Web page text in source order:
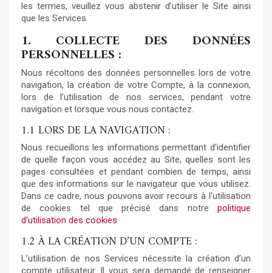
les termes, veuillez vous abstenir d’utiliser le Site ainsi
que les Services.
1. COLLECTE DES DONNÉES
PERSONNELLES :
Nous récoltons des données personnelles lors de votre
navigation, la création de votre Compte, à la connexion,
lors de l’utilisation de nos services, pendant votre
navigation et lorsque vous nous contactez.
1.1 LORS DE LA NAVIGATION :
Nous recueillons les informations permettant d'identifier
de quelle façon vous accédez au Site, quelles sont les
pages consultées et pendant combien de temps, ainsi
que des informations sur le navigateur que vous utilisez.
Dans ce cadre, nous pouvons avoir recours à l'utilisation
de cookies tel que précisé dans notre politique
d’utilisation des cookies
1.2 À LA CRÉATION D’UN COMPTE :
L’utilisation de nos Services nécessite la création d’un
compte utilisateur. Il vous sera demandé de renseigner